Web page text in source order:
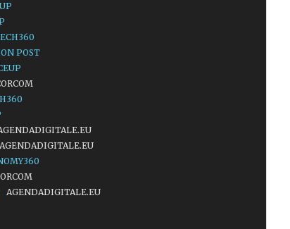
POST
AGENDADIGITALE.EU
AGENDADIGITALE.EU